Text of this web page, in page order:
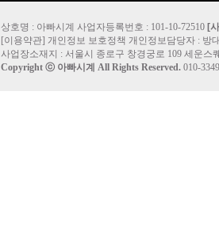
상호명 : 아빠시계 사업자등록번호 : 101-10-72510 [
[이용약관] 개인정보 보호정책 개인정보담당자 : 방
사업장소재지 : 서울시 종로구 창경궁로 109 세운스
Copyright ⓒ 아빠시계 All Rights Reserved. 010-